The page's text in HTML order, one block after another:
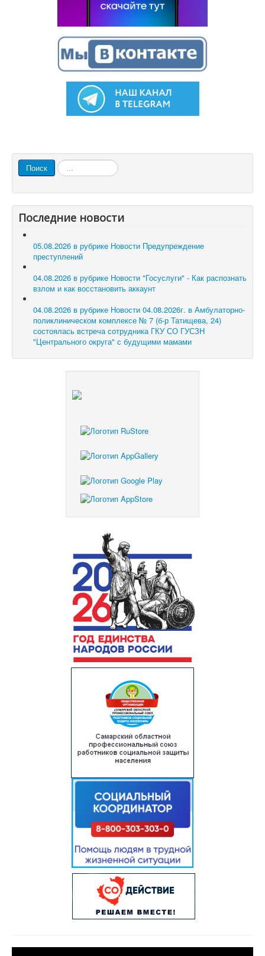
Поиск Искать...
Последние новости
05.08.2026 в рубрике Новости Предупреждение
преступлений
04.08.2026 в рубрике Новости "Госуслуги" - Как распознать
взлом и как восстановить аккаунт
04.08.2026 в рубрике Новости 04.08.2026г. в Амбулаторно-
поликлиническом комплексе № 7 (б-р Татищева, 24)
состоялась встреча сотрудника ГКУ СО ГУСЗН
"Центрального округа" с будущими мамами